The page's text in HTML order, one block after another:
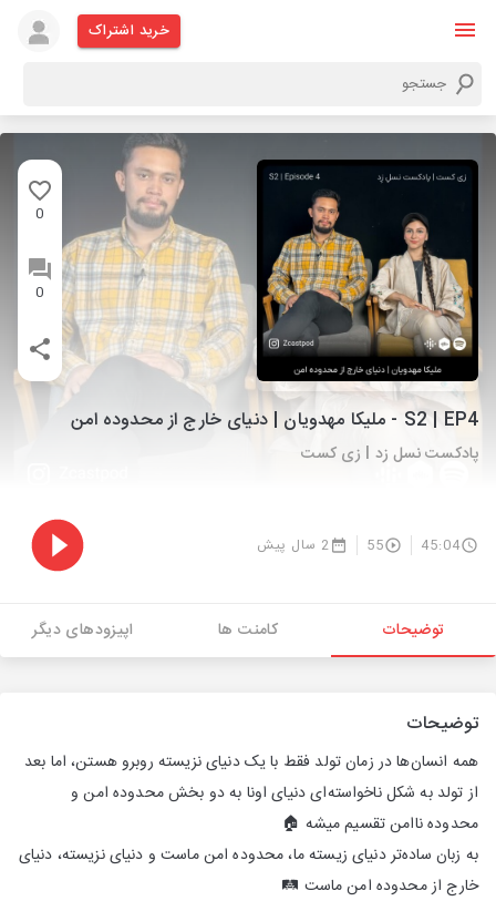
خرید اشتراک
0
0
S2 | EP4 - ملیکا مهدویان | دنیای خارج از محدوده امن
پادکست نسل زد I زی کست
45:04
55 2 سال پیش
توضیحات کامنت ها اپیزودهای دیگر
توضیحات
همه انسان‌ها در زمان تولد فقط با یک دنیای نزیسته روبرو هستن، اما بعد
از تولد به شکل ناخواسته‌ای دنیای اونا به دو بخش محدوده امن و
محدوده ناامن تقسیم میشه 🏠
به زبان ساده‌تر دنیای زیسته ما، محدوده امن ماست و دنیای نزیسته، دنیای
خارج از محدوده امن ماست 🛤️